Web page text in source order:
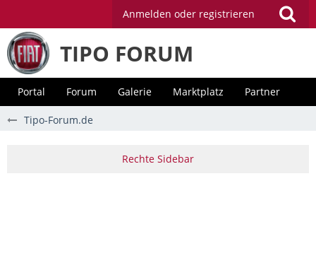
Anmelden oder registrieren
TIPO FORUM
Portal Forum Galerie Marktplatz Partner
Tipo-Forum.de